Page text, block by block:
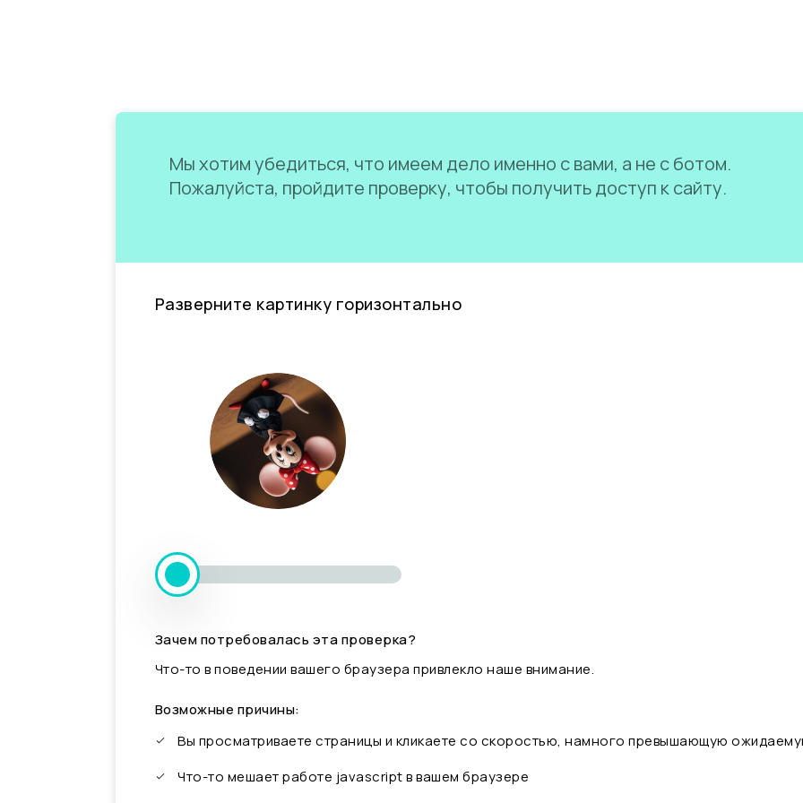
Мы хотим убедиться, что имеем дело именно с вами, а не с ботом.
Пожалуйста, пройдите проверку, чтобы получить доступ к сайту.
Разверните картинку горизонтально
Зачем потребовалась эта проверка?
Что-то в поведении вашего браузера привлекло наше внимание.
Возможные причины:
Вы просматриваете страницы и кликаете со скоростью, намного превышающую
Что-то мешает работе javascript в вашем браузере